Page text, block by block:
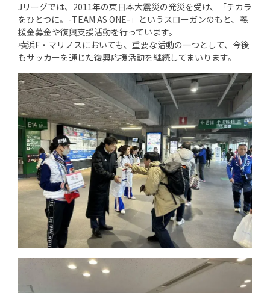
Jリーグでは、2011年の東日本大震災の発災を受け、「チカラ
をひとつに。-TEAM AS ONE-」というスローガンのもと、義
援金募金や復興支援活動を行っています。
横浜F・マリノスにおいても、重要な活動の一つとして、今後
もサッカーを通じた復興応援活動を継続してまいります。